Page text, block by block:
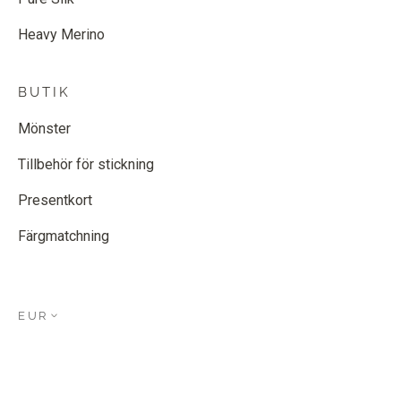
Heavy Merino
BUTIK
Mönster
Tillbehör för stickning
Presentkort
Färgmatchning
EUR